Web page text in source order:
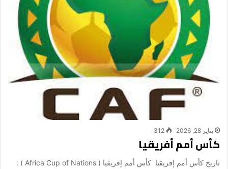
يناير 28, 2026 312
كأس أمم أفريقيا
تاريخ كأس أمم إفريقيا كأس أمم إفريقيا ( Africa Cup of Nations ) :